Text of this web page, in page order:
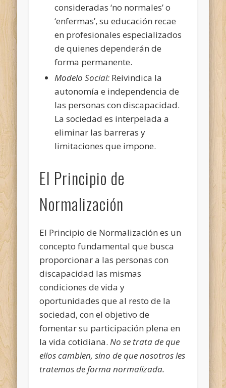
consideradas ‘no normales’ o
‘enfermas’, su educación recae
en profesionales especializados
de quienes dependerán de
forma permanente.
Modelo Social: Reivindica la
autonomía e independencia de
las personas con discapacidad.
La sociedad es interpelada a
eliminar las barreras y
limitaciones que impone.
El Principio de
Normalización
El Principio de Normalización es un
concepto fundamental que busca
proporcionar a las personas con
discapacidad las mismas
condiciones de vida y
oportunidades que al resto de la
sociedad, con el objetivo de
fomentar su participación plena en
la vida cotidiana.No se trata de que
ellos cambien, sino de que nosotros les
tratemos de forma normalizada.